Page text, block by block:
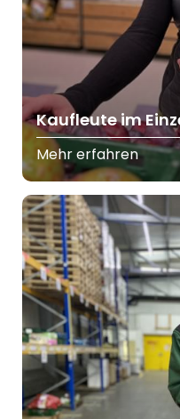
Kaufleute im
Mehr erfahren